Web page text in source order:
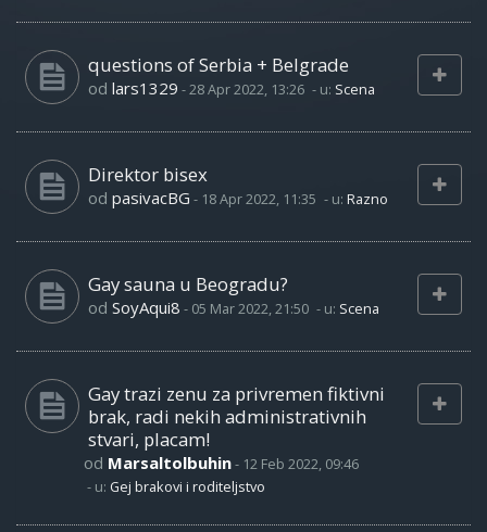
questions of Serbia + Belgrade
od lars1329 -28 Apr 2022, 13:26 - u: Scena
Direktor bisex
od pasivacBG - 18 Apr 2022, 11:35 - u: Razno
Gay sauna u Beogradu?
od SoyAqui8 - 05 Mar 2022, 21:50 - u: Scena
Gay trazi zenu za privremen fiktivni
brak, radi nekih administrativnih
stvari, placam!
od Marsaltolbuhin- 12 Feb 2022, 09:46
- u: Gej brakovi i roditeljstvo